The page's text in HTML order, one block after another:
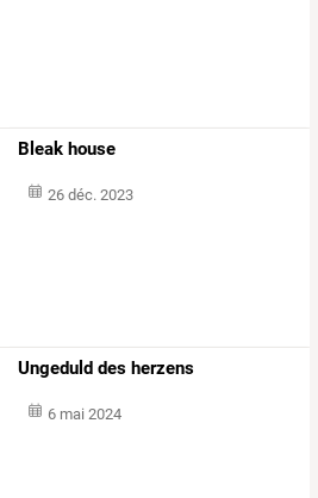
Bleak house
26 déc. 2023
Ungeduld des herzens
6 mai 2024